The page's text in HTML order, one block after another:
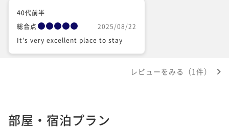
40代前半
総合点
2025/08/22
It's very excellent place to stay
レビューをみる（1件）
部屋・宿泊プラン